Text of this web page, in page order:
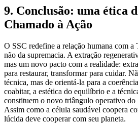
9. Conclusão: uma ética
Chamado à Ação
O SSC redefine a relação humana com a
não da supremacia. A extração
mas um novo pacto com a realidade:
para restaurar, transformar para cuidar.
técnica, mas de orientá-la para a
coabitar, a estética do equilíbrio e a
constituem o novo triângulo operativo
Assim como a célula saudável coopera
lúcida deve cooperar com seu planeta.